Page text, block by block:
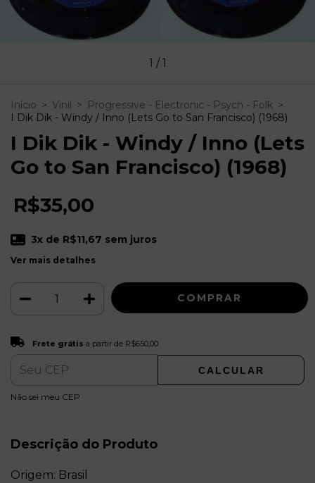
1 /1
Início > Vinil > Progressive - Electronic - Psych - Folk >
I Dik Dik - Windy / Inno (Lets Go to San Francisco) (1968)
I Dik Dik - Windy / Inno (Lets
Go to San Francisco) (1968)
R$35,00
3x de R$11,67 sem juros
Ver mais detalhes
Entregas para o CEP: ALTERAR CEP
Frete grátis a partir de R$650,00
CALCULAR
Não sei meu CEP
Descrição do Produto
Origem: Brasil